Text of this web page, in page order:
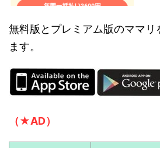
無料版とプレミアム版のママリ
ます。
（★AD）